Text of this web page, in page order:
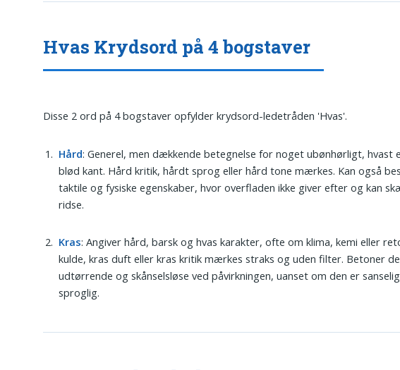
Hvas Krydsord på 4 bogstaver
Disse 2 ord på 4 bogstaver opfylder krydsord-ledetråden 'Hvas'.
Hård: Generel, men dækkende betegnelse for noget ubønhørligt, hvast
blød kant. Hård kritik, hårdt sprog eller hård tone mærkes. Kan også
taktile og fysiske egenskaber, hvor overfladen ikke giver efter og kan
ridse.
Kras: Angiver hård, barsk og hvas karakter, ofte om klima, kemi eller
kulde, kras duft eller kras kritik mærkes straks og uden filter. Betoner
udtørrende og skånselsløse ved påvirkningen, uanset om den er
sproglig.